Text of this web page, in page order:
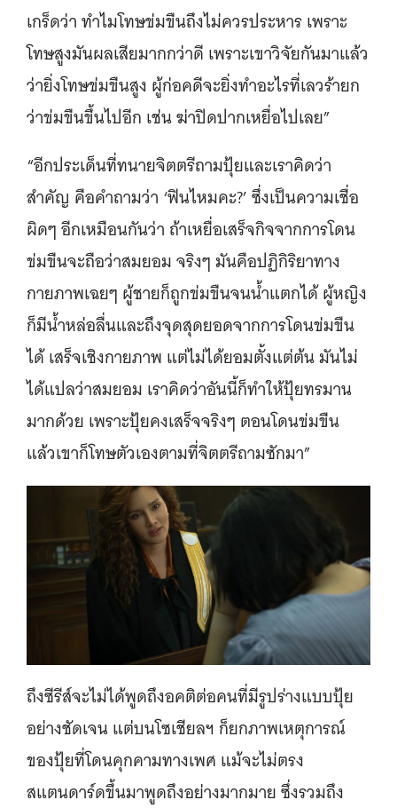
เกร็ดว่า ทำไมโทษข่มขืนถึงไม่ควรประหาร เพราะ
โทษสูงมันผลเสียมากกว่าดี เพราะเขาวิจัยกันมาแล้ว
ว่ายิ่งโทษข่มขืนสูง ผู้ก่อคดีจะยิ่งทำอะไรที่เลวร้ายก
ว่าข่มขืนขึ้นไปอีก เช่น ฆ่าปิดปากเหยื่อไปเลย”
“อีกประเด็นที่ทนายจิตตรีถามปุ้ยและเราคิดว่า
สำคัญ คือคำถามว่า ‘ฟินไหมคะ?’ ซึ่งเป็นความเชื่อ
ผิดๆ อีกเหมือนกันว่า ถ้าเหยื่อเสร็จกิจจากการโดน
ข่มขืนจะถือว่าสมยอม จริงๆ มันคือปฏิกิริยาทาง
กายภาพเฉยๆ ผู้ชายก็ถูกข่มขืนจนน้ำแตกได้ ผู้หญิง
ก็มีน้ำหล่อลื่นและถึงจุดสุดยอดจากการโดนข่มขืน
ได้ เสร็จเชิงกายภาพ แต่ไม่ได้ยอมตั้งแต่ต้น มันไม่
ได้แปลว่าสมยอม เราคิดว่าอันนี้ก็ทำให้ปุ้ยทรมาน
มากด้วย เพราะปุ้ยคงเสร็จจริงๆ ตอนโดนข่มขืน
แล้วเขาก็โทษตัวเองตามที่จิตตรีถามซักมา”
ถึงซีรีส์จะไม่ได้พูดถึงอคติต่อคนที่มีรูปร่างแบบปุ้ย
อย่างชัดเจน แต่บนโซเชียลฯ ก็ยกภาพเหตุการณ์
ของปุ้ยที่โดนคุกคามทางเพศ แม้จะไม่ตรง
สแตนดาร์ดขึ้นมาพูดถึงอย่างมากมาย ซึ่งรวมถึง